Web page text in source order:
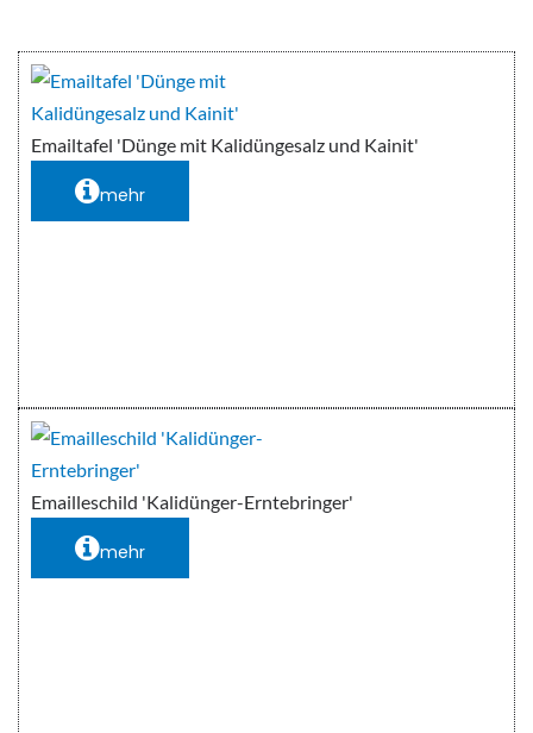
Emailtafel 'Dünge mit Kalidüngesalz und Kainit'
mehr
Emailleschild 'Kalidünger-Erntebringer'
mehr